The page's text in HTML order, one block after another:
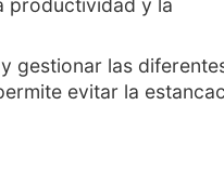
productividad y la
gestionar las
evitar la